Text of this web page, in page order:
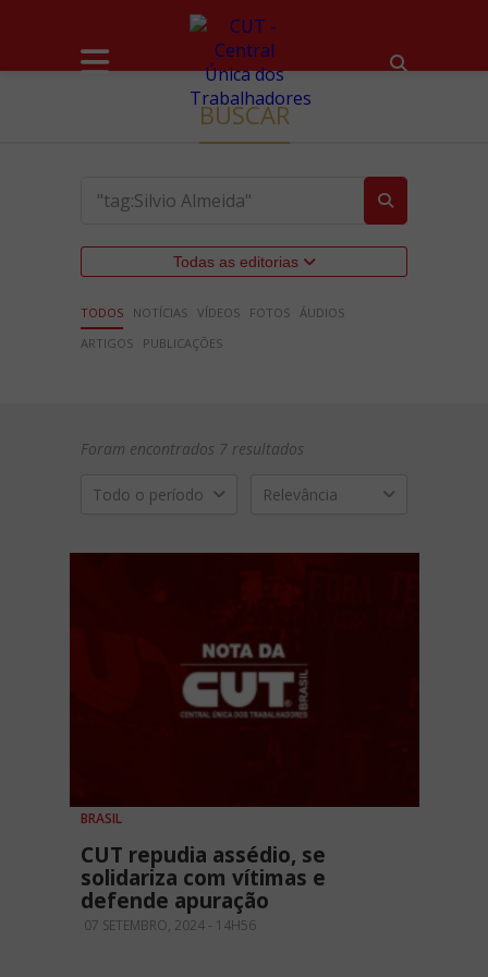
BUSCAR
Todas as editorias
TODOS NOTÍCIAS VÍDEOS FOTOS ÁUDIOS
ARTIGOS
PUBLICAÇÕES
Foram encontrados 7 resultados
Todo o período Relevância
BRASIL
CUT repudia assédio, se
solidariza com vítimas e
defende apuração
07 SETEMBRO, 2024 - 14H56